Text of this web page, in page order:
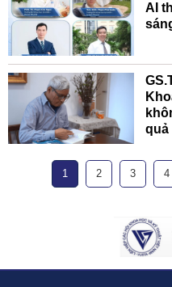
AI
quả
1 2 3 4